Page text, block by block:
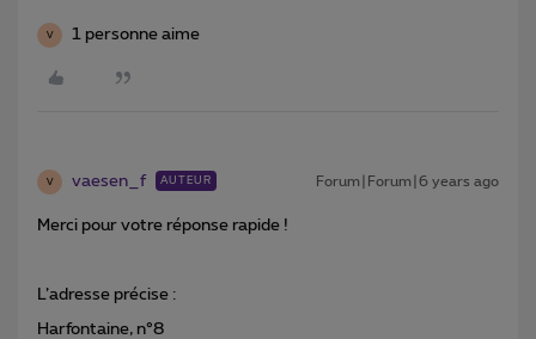
V 1 personne aime
V vaesen_f AUTEUR Forum|Forum|6 years ago
Merci pour votre réponse rapide !
L’adresse précise :
Harfontaine, n°8